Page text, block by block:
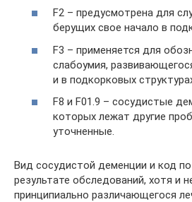
F2 – предусмотрена для
берущих свое начало в
F3 – применяется для
слабоумия,
и в подкорковых
F8 и F01.9 – сосудистые
которых лежат другие
уточненные.
Вид сосудистой деменции и код
результате обследований, хотя и
принципиально различающегося